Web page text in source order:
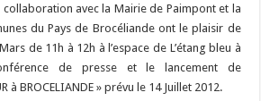
avec la Mairie de Paimpont et la
du Pays de Brocéliande ont le plaisir de
de 11h à 12h à l’espace de L’étang bleu à
de presse et le lancement de
à BROCELIANDE » prévu le 14 Juillet 2012.